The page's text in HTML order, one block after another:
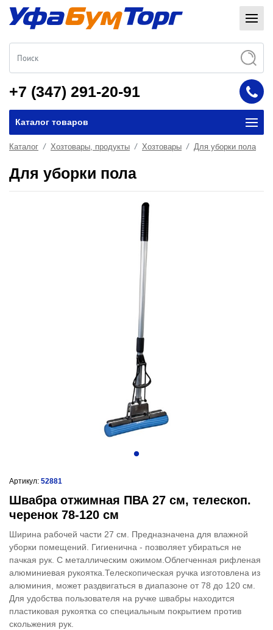
+7 (347) 291-20-91
Каталог товаров
Каталог Хозтовары, продукты Хозтовары Для уборки пола
Для уборки пола
Артикул: 52881
Швабра отжимная ПВА 27 см, телескоп.
черенок 78-120 см
Ширина рабочей части 27 см. Предназначена для влажной
уборки помещений. Гигиенична - позволяет убираться не
пачкая рук. С металлическим ожимом.Облегченная рифленая
алюминиевая рукоятка.Телескопическая ручка изготовлена из
алюминия, может раздвигаться в диапазоне от 78 до 120 см.
Для удобства пользователя на ручке швабры находится
пластиковая рукоятка со специальным покрытием против
скольжения рук.